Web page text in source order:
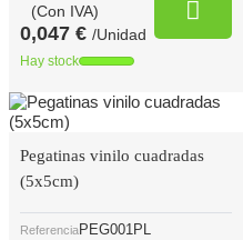
(Con IVA)
0,047 € /Unidad
Hay stock
Pegatinas vinilo cuadradas
(5x5cm)
ReferenciaPEG001PL